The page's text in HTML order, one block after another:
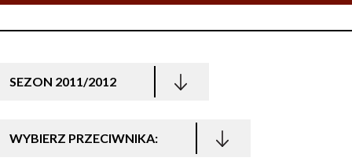
SEZON 2011/2012
WYBIERZ PRZECIWNIKA: